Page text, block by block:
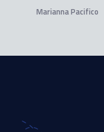
Marianna Pacifico